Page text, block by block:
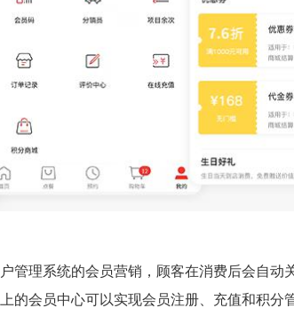
管理系统的会员营销，顾客在消费后会自动
的会员中心可以实现会员注册、充值和积分